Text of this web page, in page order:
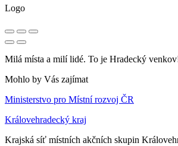
Logo
Milá místa a milí lidé. To je Hradecký
Mohlo by Vás zajímat
Ministerstvo pro Místní rozvoj ČR
Královehradecký kraj
Krajská síť místních akčních skupin